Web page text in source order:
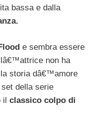
bassa e dalla
e sembra essere
lâ€™attrice non ha
storia dâ€™amore
della serie
il classico colpo di